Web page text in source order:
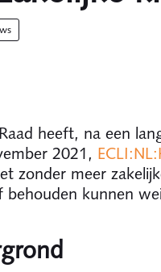
heeft, na een
2021,
zonder meer
behouden kunnen